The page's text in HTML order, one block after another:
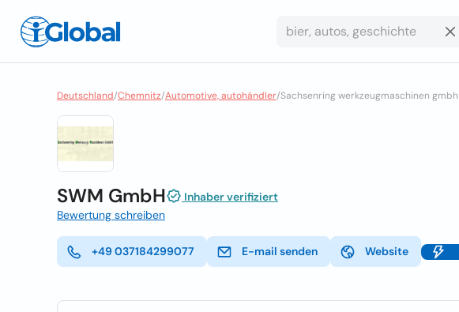
Deutschland/Chemnitz/Automotive, autohändler/Sachsenring werkzeugmaschinen gmbh
SWM GmbH Inhaber verifiziert
Bewertung schreiben
+49 037184299077 E-mail senden Website